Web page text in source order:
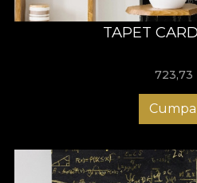
TAPET
723,73